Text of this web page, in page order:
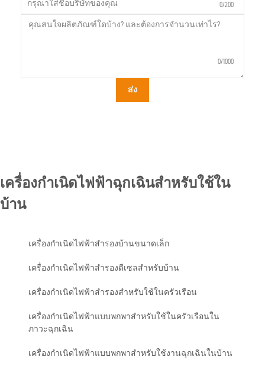
0/200
0/1000
ส่ง
เครื่องกำเนิดไฟฟ้าฉุกเฉินสำหรับใช้ใน
บ้าน
เครื่องกำเนิดไฟฟ้าสำรองบ้านขนาดเล็ก
เครื่องกำเนิดไฟฟ้าสำรองดีเซลสำหรับบ้าน
เครื่องกำเนิดไฟฟ้าสำรองสำหรับใช้ในครัวเรือน
เครื่องกำเนิดไฟฟ้าแบบพกพาสำหรับใช้ในครัวเรือนใน
ภาวะฉุกเฉิน
เครื่องกำเนิดไฟฟ้าแบบพกพาสำหรับใช้งานฉุกเฉินในบ้าน